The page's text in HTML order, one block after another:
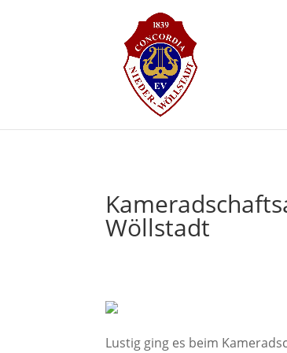
Wöllstadt
Lustig ging es beim